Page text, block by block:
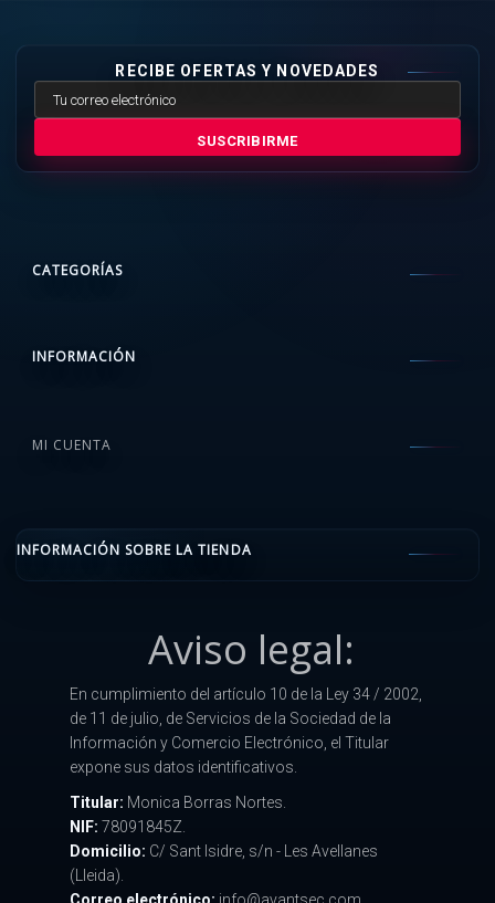
RECIBE OFERTAS Y NOVEDADES
SUSCRIBIRME
CATEGORÍAS
INFORMACIÓN
MI CUENTA
INFORMACIÓN SOBRE LA TIENDA
Aviso legal:
En cumplimiento del artículo 10 de la Ley 34 / 2002,
de 11 de julio, de Servicios de la Sociedad de la
Información y Comercio Electrónico, el Titular
expone sus datos identificativos.
Titular: Monica Borras Nortes.
NIF: 78091845Z.
Domicilio: C/ Sant Isidre, s/n - Les Avellanes
(Lleida).